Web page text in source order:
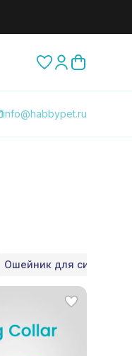
info@habbypet.ru
Ошейник для сиба-ину